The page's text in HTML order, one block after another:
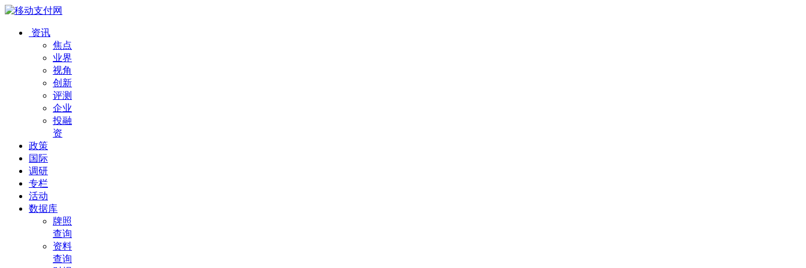
资讯
焦点
业界
视角
创新
评测
企业
投融
资
政策
国际
调研
专栏
活动
数据库
牌照
查询
资料
查询